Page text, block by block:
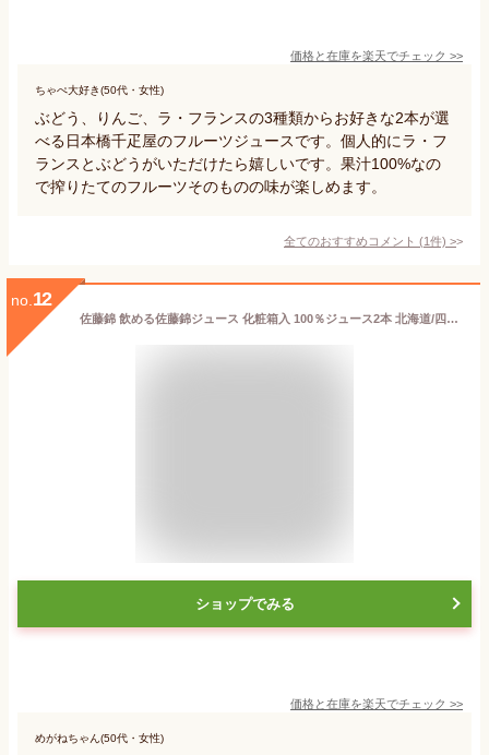
価格と在庫を楽天でチェック >>
ちゃぺ大好き(50代・女性)
ぶどう、りんご、ラ・フランスの3種類からお好きな2本が選
べる日本橋千疋屋のフルーツジュースです。個人的にラ・フ
ランスとぶどうがいただけたら嬉しいです。果汁100%なの
で搾りたてのフルーツそのものの味が楽しめます。
全てのおすすめコメント (1件) >
no. 12
佐藤錦 飲める佐藤錦ジュース 化粧箱入 100％ジュース2本 北海道/四国/九州・沖縄送料別 さくらんぼ 佐藤錦 フルーツジュース お取り寄せ 産地直送 贈答 贈り物
ショップでみる
価格と在庫を楽天でチェック >>
めがねちゃん(50代・女性)